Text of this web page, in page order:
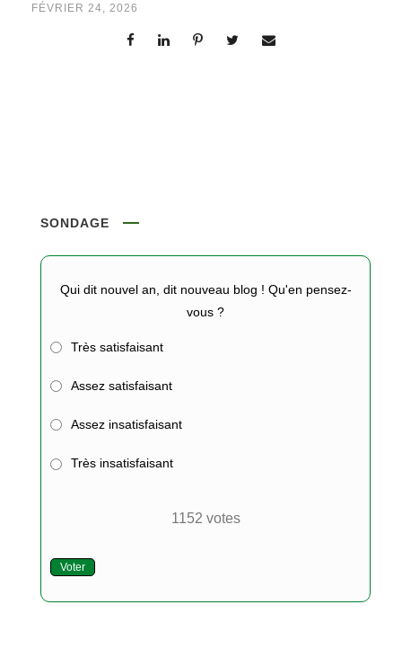
FÉVRIER 24, 2026
SONDAGE
Qui dit nouvel an, dit nouveau blog ! Qu'en pensez-
vous ?
Très satisfaisant
Assez satisfaisant
Assez insatisfaisant
Très insatisfaisant
1152 votes
Voter